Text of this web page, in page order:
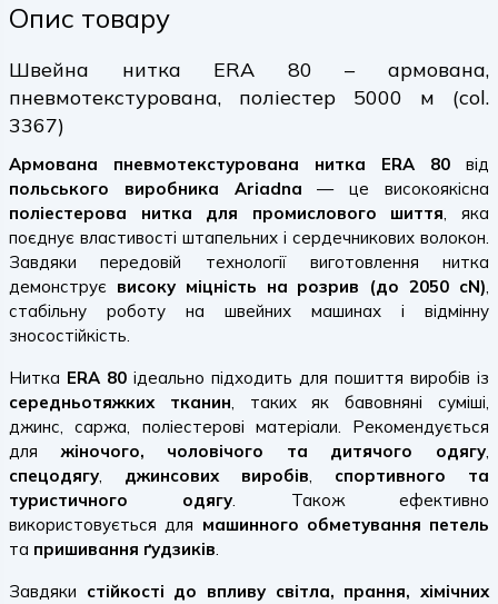
Опис товару
Швейна нитка ERA 80 – армована,
пневмотекстурована, поліестер 5000 м (col.
3367)
Армована пневмотекстурована нитка ERA 80 від
польського виробника Ariadna — це високоякісна
поліестерова нитка для промислового шиття, яка
поєднує властивості штапельних і сердечникових волокон.
Завдяки передовій технології виготовлення нитка
демонструє високу міцність на розрив (до 2050 cN),
стабільну роботу на швейних машинах і відмінну
зносостійкість.
Нитка ERA 80 ідеально підходить для пошиття виробів із
середньотяжких тканин, таких як бавовняні суміші,
джинс, саржа, поліестерові матеріали. Рекомендується
дляжіночого, чоловічого та дитячого одягу,
спецодягу, джинсових виробів, спортивного та
туристичного одягу. Також ефективно
використовується для машинного обметування петель
та пришивання ґудзиків.
Завдяки стійкості до впливу світла, прання, хімічних